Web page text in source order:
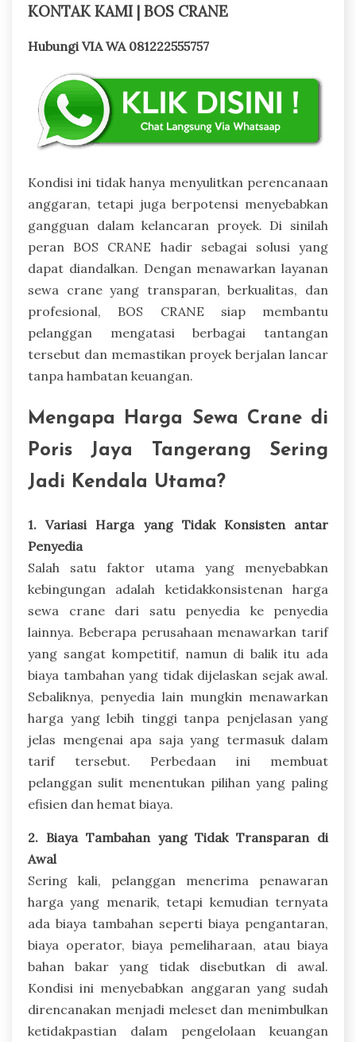
KONTAK KAMI | BOS CRANE
Hubungi VIA WA 081222555757
Kondisi ini tidak hanya menyulitkan perencanaan
anggaran, tetapi juga berpotensi menyebabkan
gangguan dalam kelancaran proyek. Di sinilah
peran BOS CRANE hadir sebagai solusi yang
dapat diandalkan. Dengan menawarkan layanan
sewa crane yang transparan, berkualitas, dan
profesional, BOS CRANE siap membantu
pelanggan mengatasi berbagai tantangan
tersebut dan memastikan proyek berjalan lancar
tanpa hambatan keuangan.
Mengapa Harga Sewa Crane di
Poris Jaya Tangerang Sering
Jadi Kendala Utama?
1. Variasi Harga yang Tidak Konsisten antar
Penyedia
Salah satu faktor utama yang menyebabkan
kebingungan adalah ketidakkonsistenan harga
sewa crane dari satu penyedia ke penyedia
lainnya. Beberapa perusahaan menawarkan tarif
yang sangat kompetitif, namun di balik itu ada
biaya tambahan yang tidak dijelaskan sejak awal.
Sebaliknya, penyedia lain mungkin menawarkan
harga yang lebih tinggi tanpa penjelasan yang
jelas mengenai apa saja yang termasuk dalam
tarif tersebut. Perbedaan ini membuat
pelanggan sulit menentukan pilihan yang paling
efisien dan hemat biaya.
2. Biaya Tambahan yang Tidak Transparan di
Awal
Sering kali, pelanggan menerima penawaran
harga yang menarik, tetapi kemudian ternyata
ada biaya tambahan seperti biaya pengantaran,
biaya operator, biaya pemeliharaan, atau biaya
bahan bakar yang tidak disebutkan di awal.
Kondisi ini menyebabkan anggaran yang sudah
direncanakan menjadi meleset dan menimbulkan
ketidakpastian dalam pengelolaan keuangan